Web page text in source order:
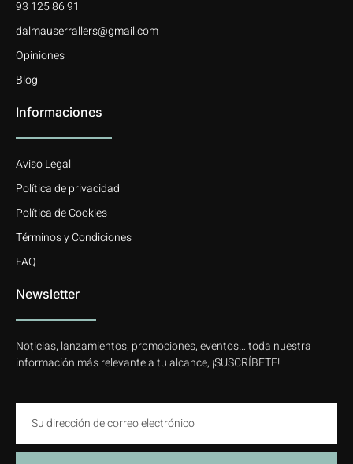
93 125 86 91
dalmauserrallers@gmail.com
Opiniones
Blog
Informaciones
Aviso Legal
Política de privacidad
Política de Cookies
Términos y Condiciones
FAQ
Newsletter
Noticias, lanzamientos, promociones, eventos… toda nuestra
información más relevante a tu alcance, ¡SUSCRÍBETE!